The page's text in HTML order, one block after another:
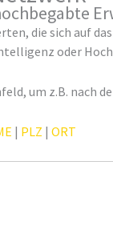
die sich auf
oder
um z.B. nach
| PLZ | ORT